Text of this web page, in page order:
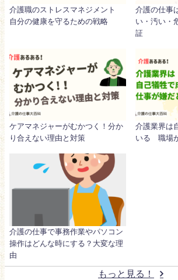
介護職のストレスマネジメント
自分の健康を守るための戦略
介護の仕事
い・汚い・
証
ケアマネジャーがむかつく！分か
り合えない理由と対策
介護業界は
いる 職場
介護の仕事で事務作業やパソコン
操作はどんな時にする？大変な理
由
もっと見る！